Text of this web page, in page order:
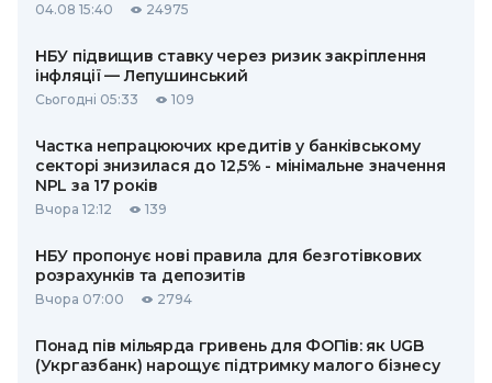
04.08 15:40 24975
НБУ підвищив ставку через ризик закріплення
інфляції — Лепушинський
Сьогодні 05:33 109
Частка непрацюючих кредитів у банківському
секторі знизилася до 12,5% - мінімальне значення
NPL за 17 років
Вчора 12:12 139
НБУ пропонує нові правила для безготівкових
розрахунків та депозитів
Вчора 07:00 2794
Понад пів мільярда гривень для ФОПів: як UGB
(Укргазбанк) нарощує підтримку малого бізнесу